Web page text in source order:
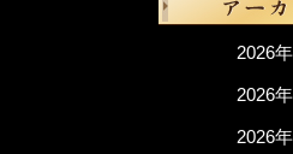
2026
2026
2026